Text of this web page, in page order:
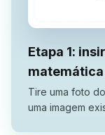
Etapa 1:
matemática
Tire uma foto
uma imagem